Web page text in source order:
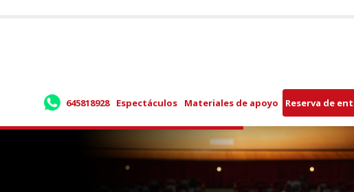
645818928 Espectáculos Materiales de apoyo Reserva de